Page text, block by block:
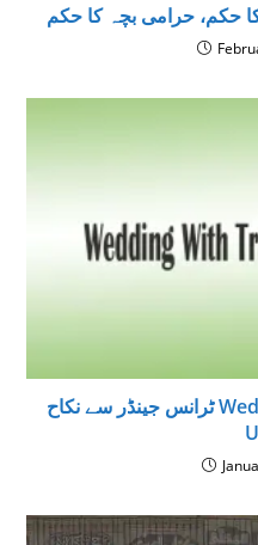
حکم، حرامی بچہ کا حکم
ٹرانس جینڈر سے نکاح Wedding With Transgender In